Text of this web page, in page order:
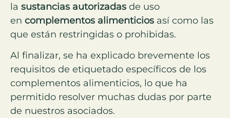
la sustancias autorizadas de uso
en complementos alimenticios así como las
que están restringidas o prohibidas.
Al finalizar, se ha explicado brevemente los
requisitos de etiquetado específicos de los
complementos alimenticios, lo que ha
permitido resolver muchas dudas por parte
de nuestros asociados.